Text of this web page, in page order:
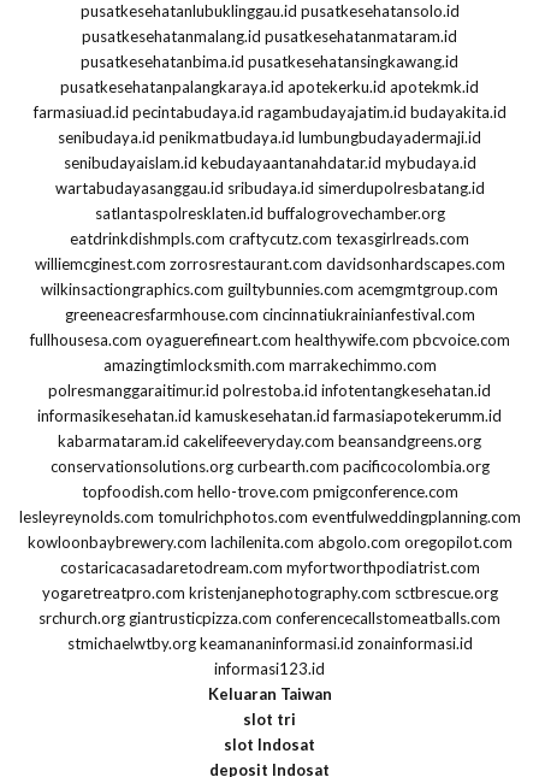
pusatkesehatanlubuklinggau.id pusatkesehatansolo.id
pusatkesehatanmalang.id pusatkesehatanmataram.id
pusatkesehatanbima.id pusatkesehatansingkawang.id
pusatkesehatanpalangkaraya.id apotekerku.id apotekmk.id
farmasiuad.id pecintabudaya.id ragambudayajatim.id budayakita.id
senibudaya.id penikmatbudaya.id lumbungbudayadermaji.id
senibudayaislam.id kebudayaantanahdatar.id mybudaya.id
wartabudayasanggau.id sribudaya.id simerdupolresbatang.id
satlantaspolresklaten.id buffalogrovechamber.org
eatdrinkdishmpls.com craftycutz.com texasgirlreads.com
williemcginest.com zorrosrestaurant.com davidsonhardscapes.com
wilkinsactiongraphics.com guiltybunnies.com acemgmtgroup.com
greeneacresfarmhouse.com cincinnatiukrainianfestival.com
fullhousesa.com oyaguerefineart.com healthywife.com pbcvoice.com
amazingtimlocksmith.com marrakechimmo.com
polresmanggaraitimur.id polrestoba.id infotentangkesehatan.id
informasikesehatan.id kamuskesehatan.id farmasiapotekerumm.id
kabarmataram.id cakelifeeveryday.com beansandgreens.org
conservationsolutions.org curbearth.com pacificocolombia.org
topfoodish.com hello-trove.com pmigconference.com
lesleyreynolds.com tomulrichphotos.com eventfulweddingplanning.com
kowloonbaybrewery.com lachilenita.com abgolo.com oregopilot.com
costaricacasadaretodream.com myfortworthpodiatrist.com
yogaretreatpro.com kristenjanephotography.com sctbrescue.org
srchurch.org giantrusticpizza.com conferencecallstomeatballs.com
stmichaelwtby.org keamananinformasi.id zonainformasi.id
informasi123.id
Keluaran Taiwan
slot tri
slot Indosat
deposit Indosat